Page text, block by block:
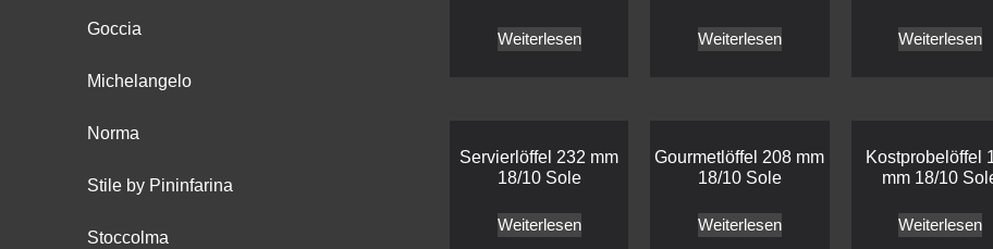
Goccia
Michelangelo
Norma
Stile by Pininfarina
Stoccolma
Weiterlesen Weiterlesen Weiterlesen
Servierlöffel 232 mm
18/10 Sole
Weiterlesen
Gourmetlöffel 208 mm
18/10 Sole
Weiterlesen
Kostprobelöffel
mm 18/10
Weiterlesen